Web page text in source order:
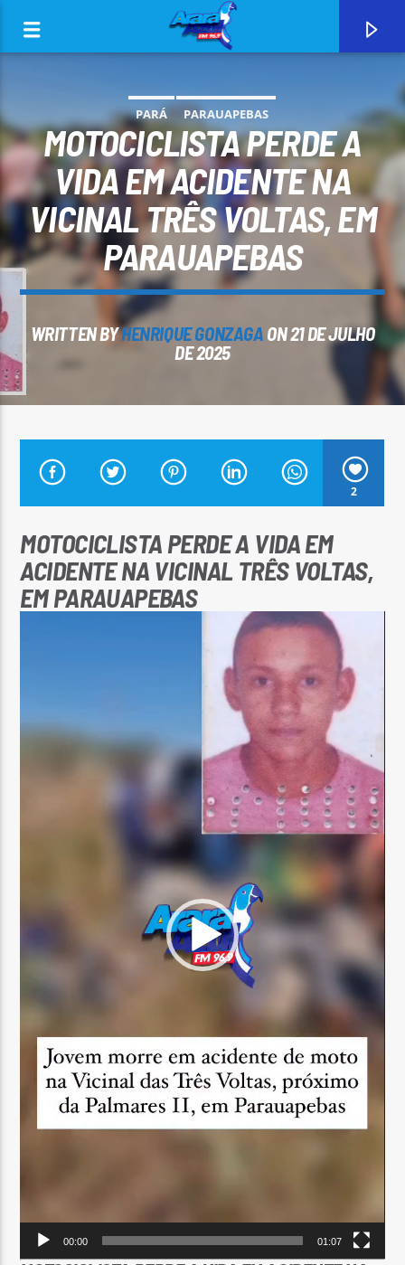
0:00
CURRENT TRACK
ARARA AZUL FM 96,9
Arara Azul FM
PARÁ PARAUAPEBAS
MOTOCICLISTA PERDE A
VIDA EM ACIDENTE NA
VICINAL TRÊS VOLTAS, EM
PARAUAPEBAS
WRITTEN BYHENRIQUE GONZAGA ON 21 DE JULHO
DE 2025
2
MOTOCICLISTA PERDE A VIDA EM
ACIDENTE NA VICINAL TRÊS VOLTAS,
EM PARAUAPEBAS
00:00 01:07